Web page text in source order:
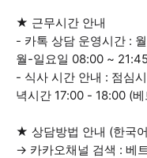
★ 근무시간 안내
- 카톡 상담 운영시간 :
월-일요일 08:00 ~
- 식사 시간 안내 : 점심
녁시간 17:00 - 18:00 (
★ 상담방법 안내 (한국
→ 카카오채널 검색 : 베